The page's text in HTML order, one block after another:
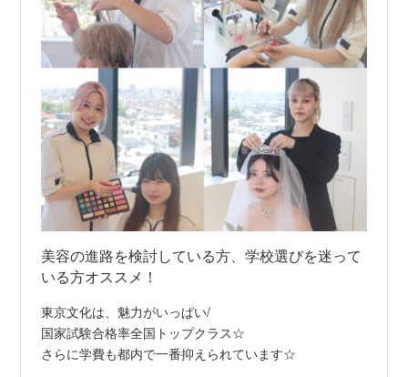
美容の進路を検討している方、学校選びを迷って
いる方オススメ！
東京文化は、魅力がいっぱい/
国家試験合格率全国トップクラス☆
さらに学費も都内で一番抑えられています☆